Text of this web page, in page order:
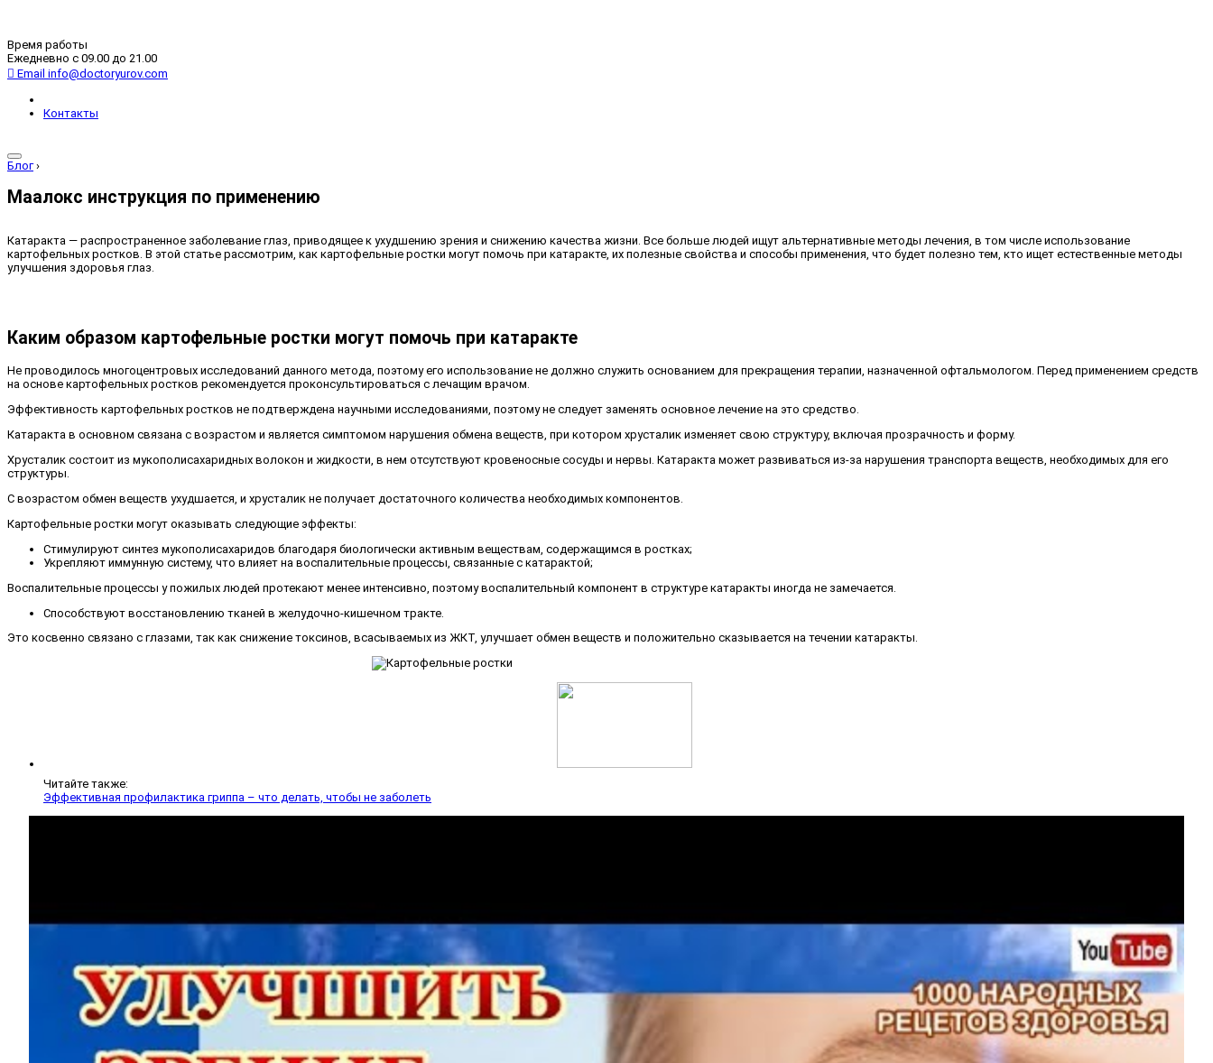
Время работы
Ежедневно с 09.00 до 21.00
Email info@doctoryurov.com
Контакты
Блог ›
Маалокс инструкция по применению
Катаракта — распространенное заболевание глаз, приводящее к ухудшению зрения и снижению качества жизни. Все больше людей ищут альтернативные методы лечения, в том числе использование
картофельных ростков. В этой статье рассмотрим, как картофельные ростки могут помочь при катаракте, их полезные свойства и способы применения, что будет полезно тем, кто ищет естественные методы
улучшения здоровья глаз.
Каким образом картофельные ростки могут помочь при катаракте
Не проводилось многоцентровых исследований данного метода, поэтому его использование не должно служить основанием для прекращения терапии, назначенной офтальмологом. Перед применением средств
на основе картофельных ростков рекомендуется проконсультироваться с лечащим врачом.
Эффективность картофельных ростков не подтверждена научными исследованиями, поэтому не следует заменять основное лечение на это средство.
Катаракта в основном связана с возрастом и является симптомом нарушения обмена веществ, при котором хрусталик изменяет свою структуру, включая прозрачность и форму.
Хрусталик состоит из мукополисахаридных волокон и жидкости, в нем отсутствуют кровеносные сосуды и нервы. Катаракта может развиваться из-за нарушения транспорта веществ, необходимых для его
структуры.
С возрастом обмен веществ ухудшается, и хрусталик не получает достаточного количества необходимых компонентов.
Картофельные ростки могут оказывать следующие эффекты:
Стимулируют синтез мукополисахаридов благодаря биологически активным веществам, содержащимся в ростках;
Укрепляют иммунную систему, что влияет на воспалительные процессы, связанные с катарактой;
Воспалительные процессы у пожилых людей протекают менее интенсивно, поэтому воспалительный компонент в структуре катаракты иногда не замечается.
Способствуют восстановлению тканей в желудочно-кишечном тракте.
Это косвенно связано с глазами, так как снижение токсинов, всасываемых из ЖКТ, улучшает обмен веществ и положительно сказывается на течении катаракты.
Читайте также:
Эффективная профилактика гриппа – что делать, чтобы не заболеть